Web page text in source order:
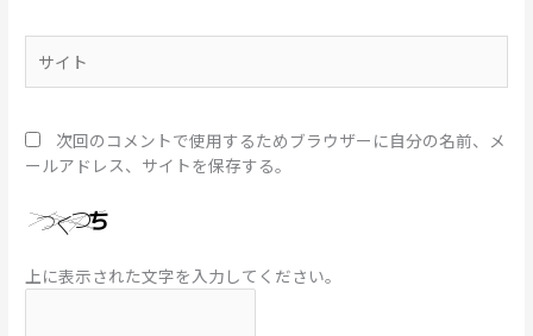
次回のコメントで使用するためブラウザーに自分の名前、メ
ールアドレス、サイトを保存する。
上に表示された文字を入力してください。